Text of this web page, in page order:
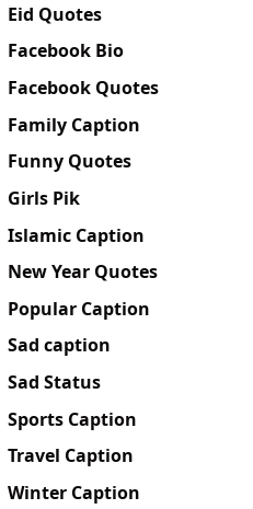
Eid Quotes
Facebook Bio
Facebook Quotes
Family Caption
Funny Quotes
Girls Pik
Islamic Caption
New Year Quotes
Popular Caption
Sad caption
Sad Status
Sports Caption
Travel Caption
Winter Caption